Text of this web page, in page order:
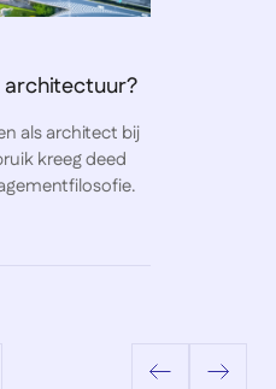
architectuur?
als architect bij
kreeg deed